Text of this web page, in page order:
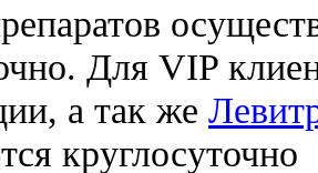
Для VIP
а так же
круглосуточно